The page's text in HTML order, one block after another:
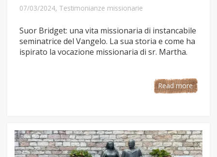
07/03/2024, Testimonianze missionarie
Suor Bridget: una vita missionaria di instancabile
seminatrice del Vangelo. La sua storia e come ha
ispirato la vocazione missionaria di sr. Martha.
Read more